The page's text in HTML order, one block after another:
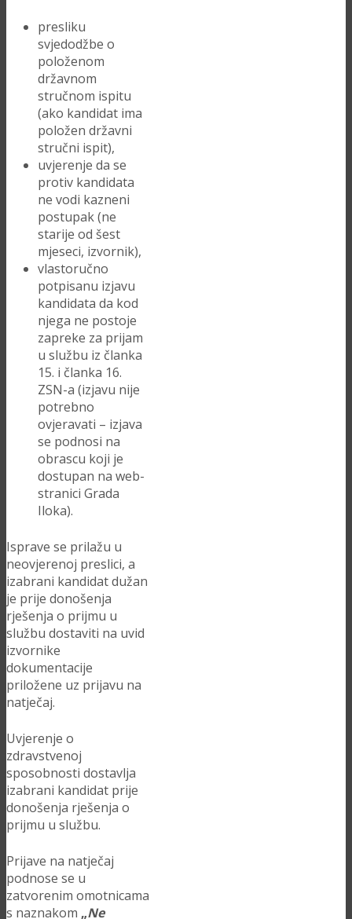
presliku
svjedodžbe o
položenom
državnom
stručnom ispitu
(ako kandidat ima
položen državni
stručni ispit),
uvjerenje da se
protiv kandidata
ne vodi kazneni
postupak (ne
starije od šest
mjeseci, izvornik),
vlastoručno
potpisanu izjavu
kandidata da kod
njega ne postoje
zapreke za prijam
u službu iz članka
15. i članka 16.
ZSN-a (izjavu nije
potrebno
ovjeravati – izjava
se podnosi na
obrascu koji je
dostupan na web-
stranici Grada
Iloka).
Isprave se prilažu u
neovjerenoj preslici, a
izabrani kandidat dužan
je prije donošenja
rješenja o prijmu u
službu dostaviti na uvid
izvornike
dokumentacije
priložene uz prijavu na
natječaj.
Uvjerenje o
zdravstvenoj
sposobnosti dostavlja
izabrani kandidat prije
donošenja rješenja o
prijmu u službu.
Prijave na natječaj
podnose se u
zatvorenim omotnicama
s naznakom „Ne